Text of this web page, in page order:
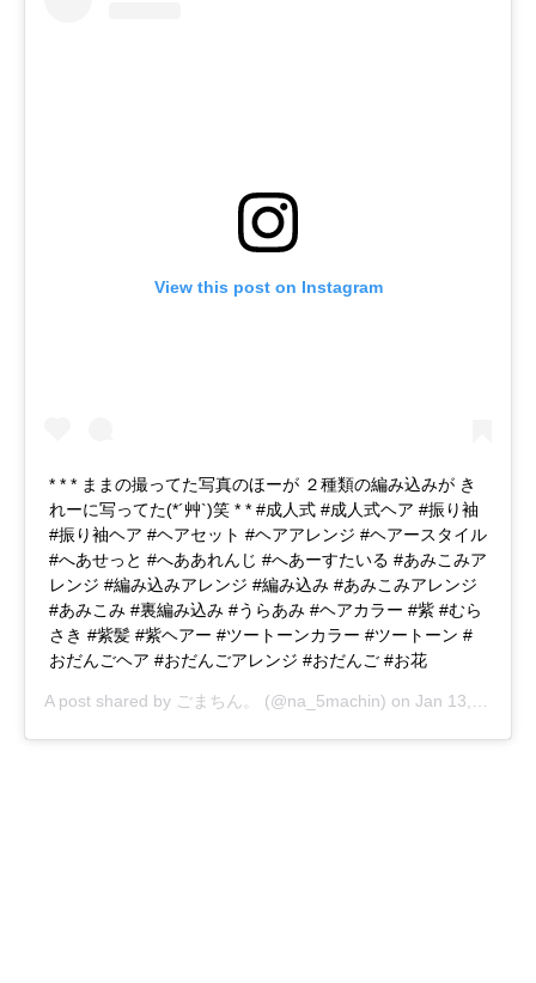
View this post on Instagram
* * * ままの撮ってた写真のほーが ２種類の編み込みが き
れーに写ってた(*´艸`)笑 * * #成人式 #成人式ヘア #振り袖
#振り袖ヘア #ヘアセット #ヘアアレンジ #ヘアースタイル
#へあせっと #へああれんじ #へあーすたいる #あみこみア
レンジ #編み込みアレンジ #編み込み #あみこみアレンジ
#あみこみ #裏編み込み #うらあみ #ヘアカラー #紫 #むら
さき #紫髪 #紫ヘアー #ツートーンカラー #ツートーン #
おだんごヘア #おだんごアレンジ #おだんご #お花
A post shared by ごまちん。 (@na_5machin) on Jan 13, 2019 at 12:16am PST